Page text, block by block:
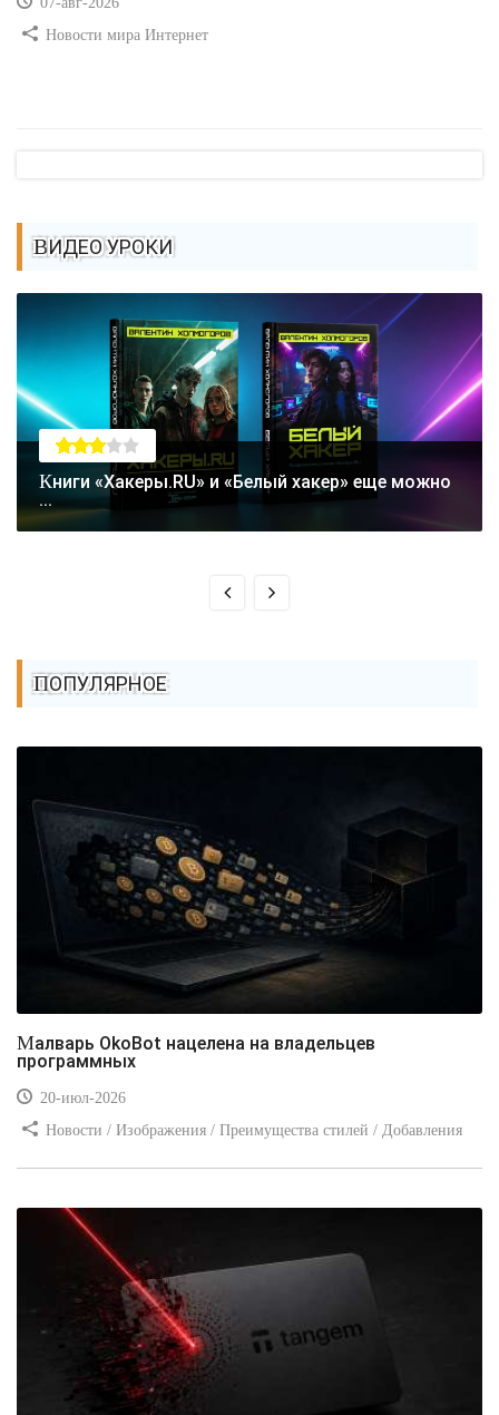
Новости мира Интернет
ВИДЕО УРОКИ
Книги «Хакеры.RU» и «Белый хакер» еще можно
...
ПОПУЛЯРНОЕ
Малварь OkoBot нацелена на владельцев
программных
20-июл-2026
Новости / Изображения / Преимущества стилей / Добавления